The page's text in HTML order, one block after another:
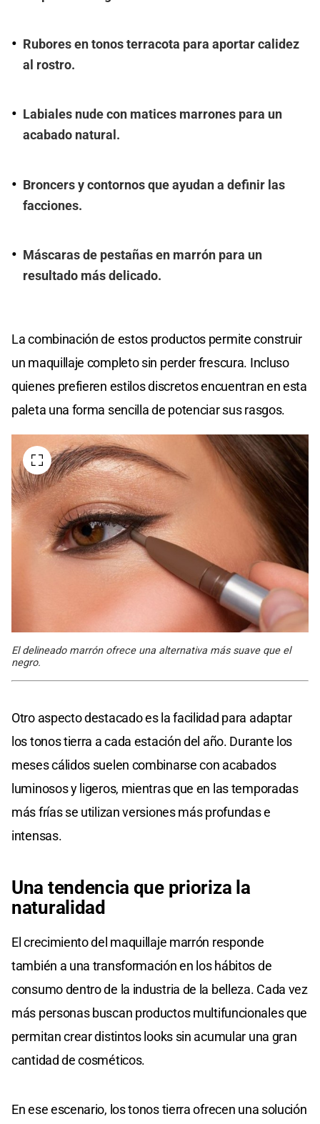
Rubores en tonos terracota para aportar calidez
al rostro.
Labiales nude con matices marrones para un
acabado natural.
Broncers y contornos que ayudan a definir las
facciones.
Máscaras de pestañas en marrón para un
resultado más delicado.
La combinación de estos productos permite construir
un maquillaje completo sin perder frescura. Incluso
quienes prefieren estilos discretos encuentran en esta
paleta una forma sencilla de potenciar sus rasgos.
El delineado marrón ofrece una alternativa más suave que el
negro.
Otro aspecto destacado es la facilidad para adaptar
los tonos tierra a cada estación del año. Durante los
meses cálidos suelen combinarse con acabados
luminosos y ligeros, mientras que en las temporadas
más frías se utilizan versiones más profundas e
intensas.
Una tendencia que prioriza la
naturalidad
El crecimiento del maquillaje marrón responde
también a una transformación en los hábitos de
consumo dentro de la industria de la belleza. Cada vez
más personas buscan productos multifuncionales que
permitan crear distintos looks sin acumular una gran
cantidad de cosméticos.
En ese escenario, los tonos tierra ofrecen una solución